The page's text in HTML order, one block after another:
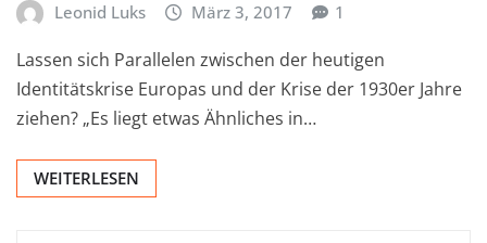
Leonid Luks März 3, 2017 1
Lassen sich Parallelen zwischen der heutigen
Identitätskrise Europas und der Krise der 1930er Jahre
ziehen? „Es liegt etwas Ähnliches in…
WEITERLESEN